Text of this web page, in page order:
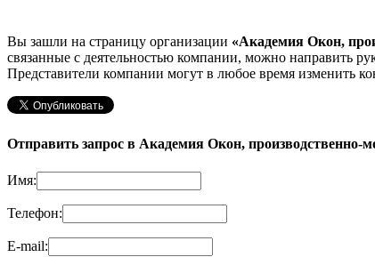
Вы зашли на страницу организации «Академия Окон,
связанные с деятельностью компании, можно направить
Представители компании могут в любое время изменить
Отправить запрос в Академия Окон, производственно-
Имя:
Телефон:
E-mail: